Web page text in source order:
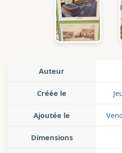
Auteur
Créée le
Ajoutée le
Dimensions